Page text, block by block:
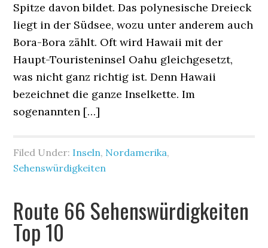
Spitze davon bildet. Das polynesische Dreieck
liegt in der Südsee, wozu unter anderem auch
Bora-Bora zählt. Oft wird Hawaii mit der
Haupt-Touristeninsel Oahu gleichgesetzt,
was nicht ganz richtig ist. Denn Hawaii
bezeichnet die ganze Inselkette. Im
sogenannten […]
Filed Under: Inseln, Nordamerika,
Sehenswürdigkeiten
Route 66 Sehenswürdigkeiten
Top 10